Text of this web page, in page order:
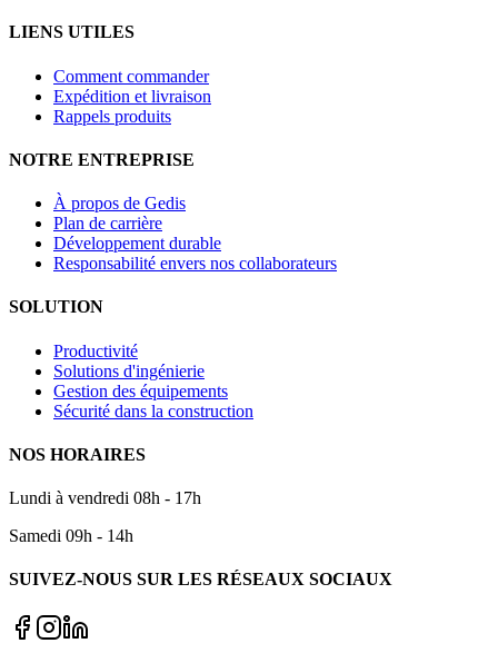
LIENS UTILES
Comment commander
Expédition et livraison
Rappels produits
NOTRE ENTREPRISE
À propos de Gedis
Plan de carrière
Développement durable
Responsabilité envers nos collaborateurs
SOLUTION
Productivité
Solutions d'ingénierie
Gestion des équipements
Sécurité dans la construction
NOS HORAIRES
Lundi à vendredi 08h - 17h
Samedi 09h - 14h
SUIVEZ-NOUS SUR LES RÉSEAUX SOCIAUX